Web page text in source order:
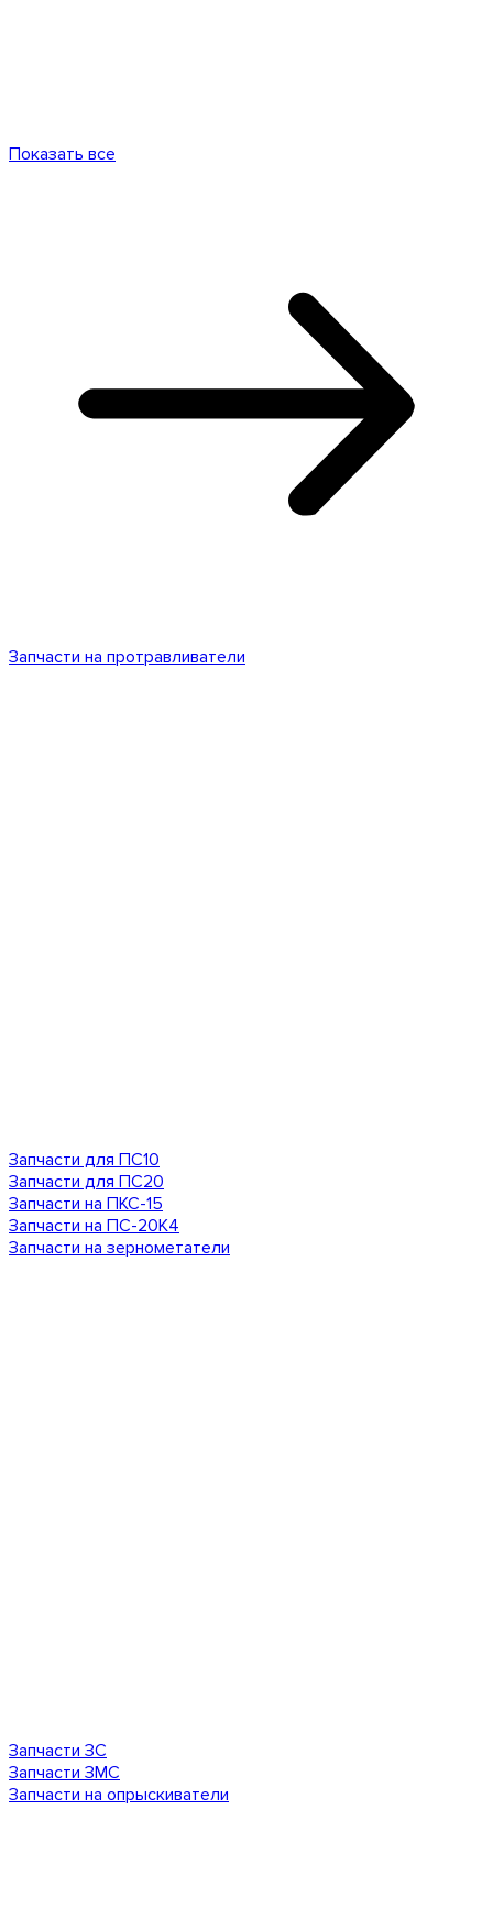
Показать все
Запчасти на протравливатели
Запчасти для ПС10
Запчасти для ПС20
Запчасти на ПКС-15
Запчасти на ПС-20К4
Запчасти на зернометатели
Запчасти ЗС
Запчасти ЗМС
Запчасти на опрыскиватели